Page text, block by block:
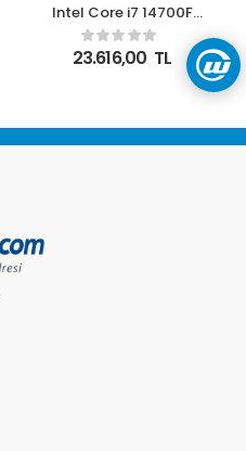
Intel Core i7 14700F
2.1GHz 20 Çekirdek
33MB L3 Önbellek Soket
1700 Kutulu Box İşlemci
23.616,00 TL